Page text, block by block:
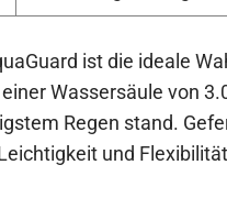
ist die ideale
Wassersäule von
Regen stand.
und